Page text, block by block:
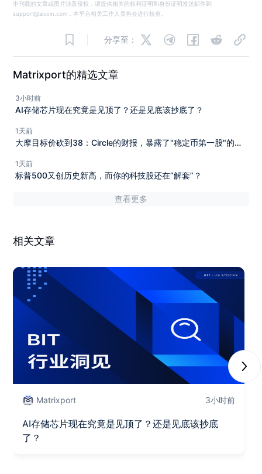
中刊载的文章或图片涉及侵权，请提供相关的权利证明和身份证明发送邮件到
support@aicoin.com，本平台相关工作人员将会进行核查。
分享至：
Matrixport的精选文章
3小时前
AI存储芯片现在究竟是见顶了？还是见底该抄底了？
1天前
大摩目标价砍到38：Circle的财报，暴露了"稳定币第一股"的尴
1天前
标普500又创历史新高，而你的科技股还在“解套”？
查看更多
相关文章
Matrixport 3小时前
AI存储芯片现在究竟是见顶了？还是见底该抄底
了？